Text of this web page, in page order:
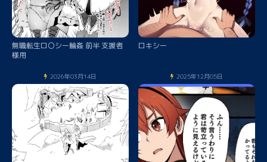
無職転生ロ〇シー輪姦 前半 支援者
様用
ロキシー
2026年03月14日 2025年12月05日